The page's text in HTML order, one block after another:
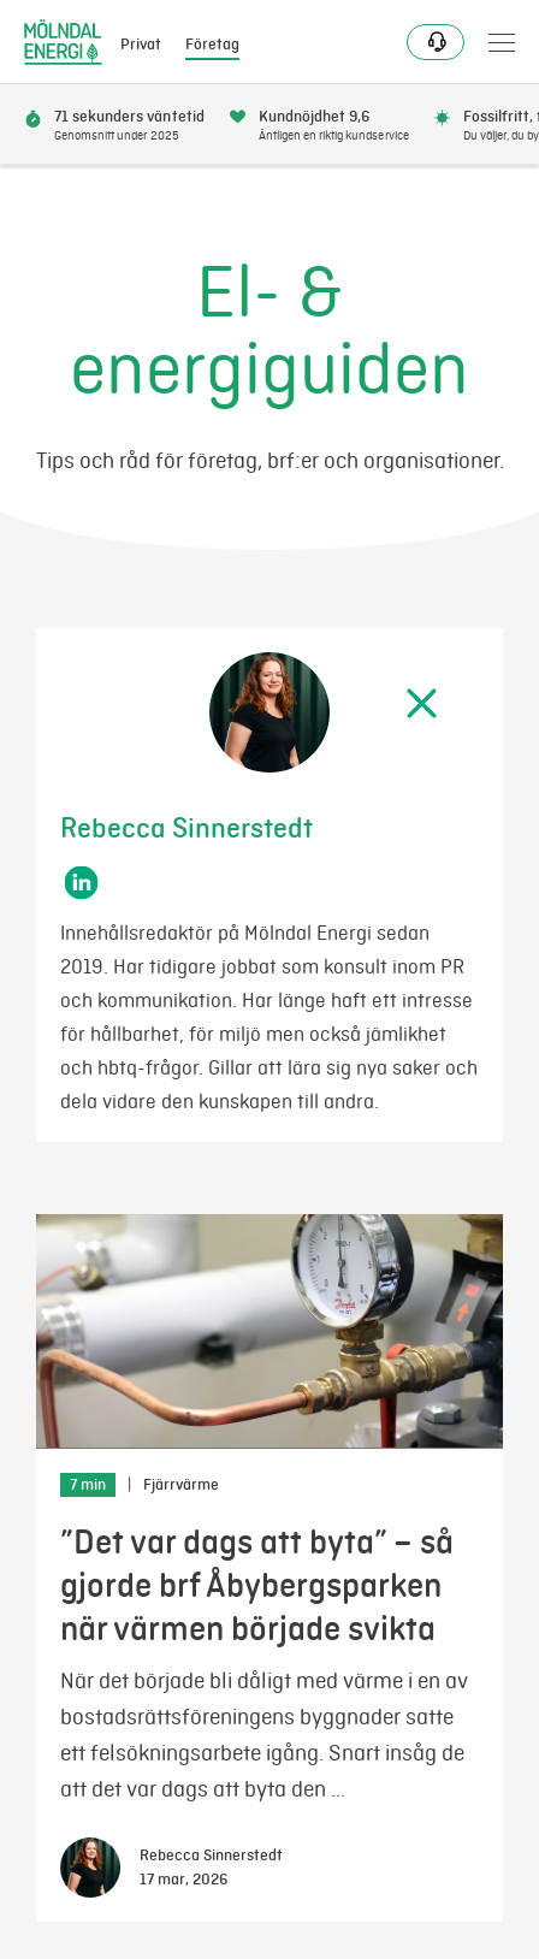
Privat Företag
Fjärrvärme & kyla
Energitjänster
Mer
71 sekunders väntetid
Genomsnitt under 2025
Kundnöjdhet 9,6
Äntligen en riktig kundservice
Fossilfritt,
Du väljer, du
El- &
energiguiden
Tips och råd för företag, brf:er och organisationer.
Rebecca Sinnerstedt
Innehållsredaktör på Mölndal Energi sedan
2019. Har tidigare jobbat som konsult inom PR
och kommunikation. Har länge haft ett intresse
för hållbarhet, för miljö men också jämlikhet
och hbtq-frågor. Gillar att lära sig nya saker och
dela vidare den kunskapen till andra.
7 min Fjärrvärme
”Det var dags att byta” – så
gjorde brf Åbybergsparken
när värmen började svikta
När det började bli dåligt med värme i en av
bostadsrättsföreningens byggnader satte
ett felsökningsarbete igång. Snart insåg de
att det var dags att byta den …
Rebecca Sinnerstedt
17 mar, 2026